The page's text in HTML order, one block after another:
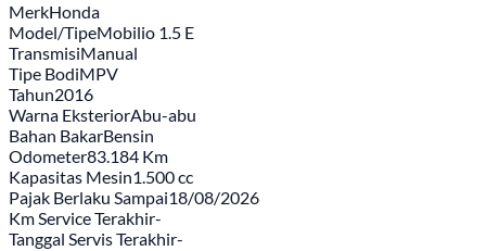
MerkHonda
Model/TipeMobilio 1.5 E
TransmisiManual
Tipe BodiMPV
Tahun2016
Warna EksteriorAbu-abu
Bahan BakarBensin
Odometer83.184 Km
Kapasitas Mesin1.500 cc
Pajak Berlaku Sampai18/08/2026
Km Service Terakhir-
Tanggal Servis Terakhir-